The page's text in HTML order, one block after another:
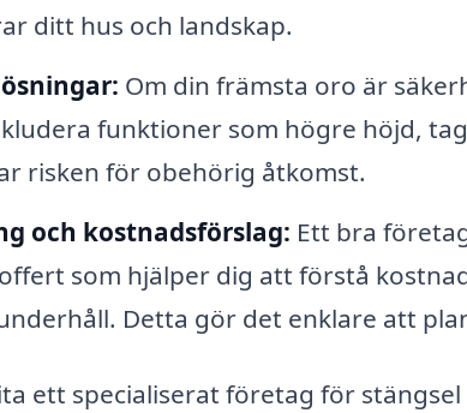
ditt hus och landskap.
Om din främsta oro är
funktioner som högre höjd,
risken för obehörig åtkomst.
och kostnadsförslag: Ett bra
som hjälper dig att förstå
Detta gör det enklare att
ett specialiserat företag för